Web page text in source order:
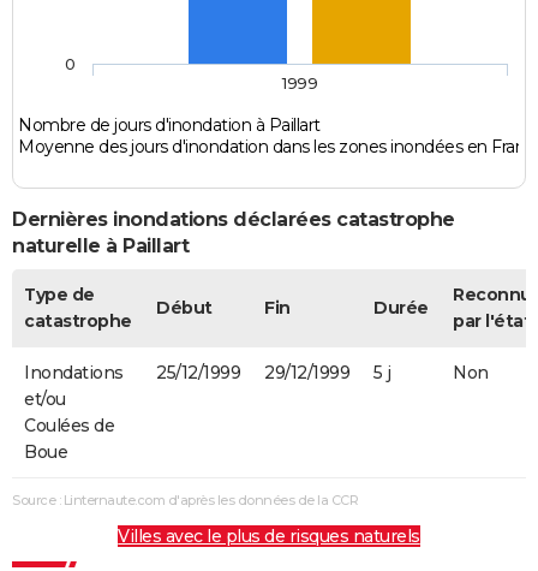
Nombre de jours d'inondation à Paillart
Moyenne des jours d'inondation dans les zones inondées en
1999
0
Dernières inondations déclarées catastrophe
naturelle à Paillart
Type de
catastrophe
Début Fin Durée
par l'état
Inondations
et/ou
Coulées de
Boue
25/12/1999 29/12/1999 5 j Non
Source : Linternaute.com d'après les données de la CCR
Villes avec le plus de risques naturels